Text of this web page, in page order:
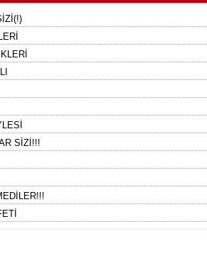
SİZİ!!!